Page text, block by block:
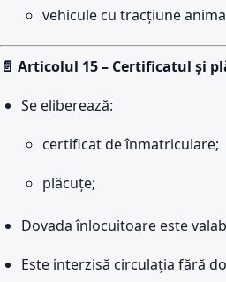
vehicule cu tracțiune
📄 Articolul 15 – Certificatul și
Se eliberează:
certificat de înmatriculare;
plăcuțe;
Dovada înlocuitoare este
Este interzisă circulația fără